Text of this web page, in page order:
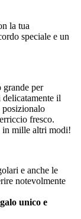
la tua
speciale e un
grande per
il
posizionalo
fresco.
in mille altri modi!
e anche le
notevolmente
unico e